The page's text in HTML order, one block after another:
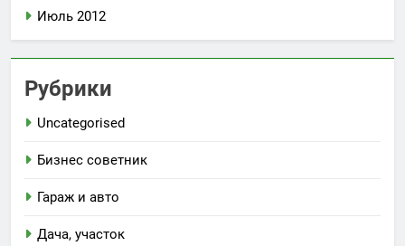
Июль 2012
Рубрики
Uncategorised
Бизнес советник
Гараж и авто
Дача, участок